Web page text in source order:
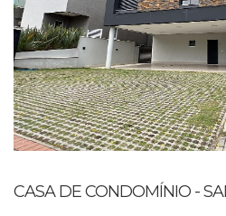
CASA DE CONDOMÍNIO -